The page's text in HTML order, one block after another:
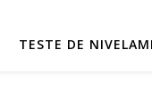
TESTE DE